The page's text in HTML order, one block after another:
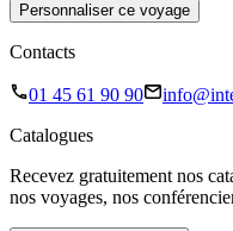
Personnaliser ce voyage
Contacts
01 45 61 90 90
Catalogues
Recevez gratuitement nos
nos voyages, nos